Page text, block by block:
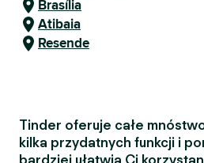
Brasília
Atibaia
Resende
Tinder oferuje całe
kilka przydatnych funkcji i
bardziej ułatwią Ci